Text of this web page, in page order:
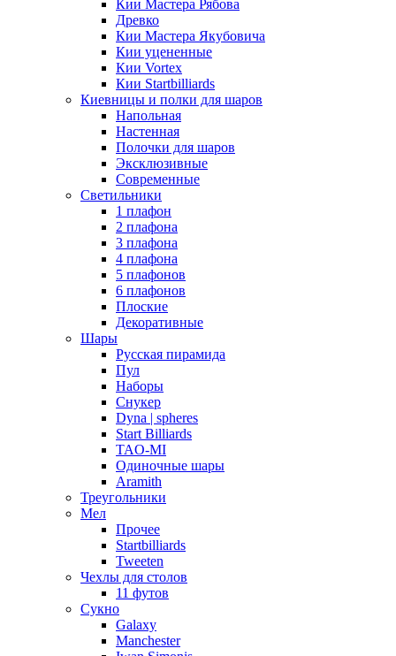
Кии Мастера Рябова
Древко
Кии Мастера Якубовича
Кии уцененные
Кии Vortex
Кии Startbilliards
Киевницы и полки для шаров
Напольная
Настенная
Полочки для шаров
Эксклюзивные
Современные
Светильники
1 плафон
2 плафона
3 плафона
4 плафона
5 плафонов
6 плафонов
Плоские
Декоративные
Шары
Русская пирамида
Пул
Наборы
Снукер
Dyna | spheres
Start Billiards
TAO-MI
Одиночные шары
Aramith
Треугольники
Мел
Прочее
Startbilliards
Tweeten
Чехлы для столов
11 футов
Сукно
Galaxy
Manchester